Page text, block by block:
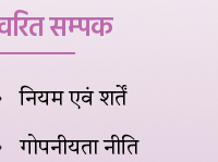
सम्पक
नियम एवं शर्तें
गोपनीयता नीति